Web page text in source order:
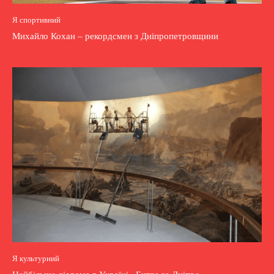
Я спортивний
Михайло Кохан – рекордсмен з Дніпропетровщини
Я культурний